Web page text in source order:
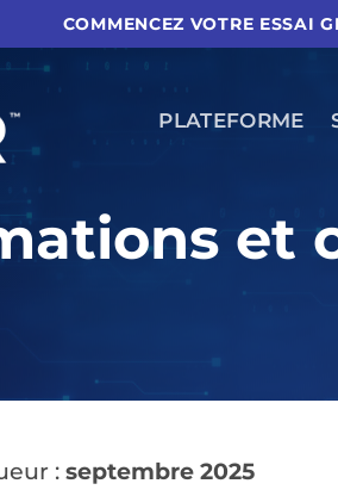
COMMENCEZ VOTRE ESSAI
PLATEFORME
et
: septembre 2025